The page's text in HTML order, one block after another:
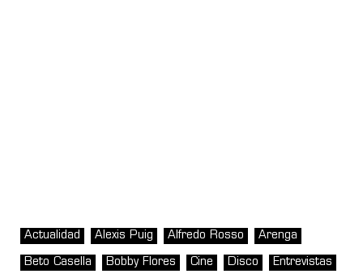
Actualidad Alexis Puig Alfredo Rosso Arenga
Beto Casella Bobby Flores Cine Disco Entrevistas